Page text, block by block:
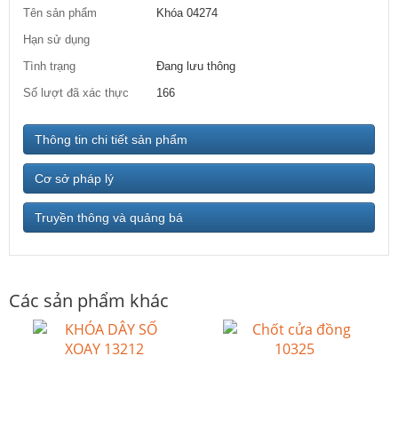
Tên sản phẩm
Khóa 04274
Hạn sử dụng
Tình trạng
Đang lưu thông
Số lượt đã xác thực
166
Thông tin chi tiết sản phẩm
Cơ sở pháp lý
Truyền thông và quảng bá
Các sản phẩm khác